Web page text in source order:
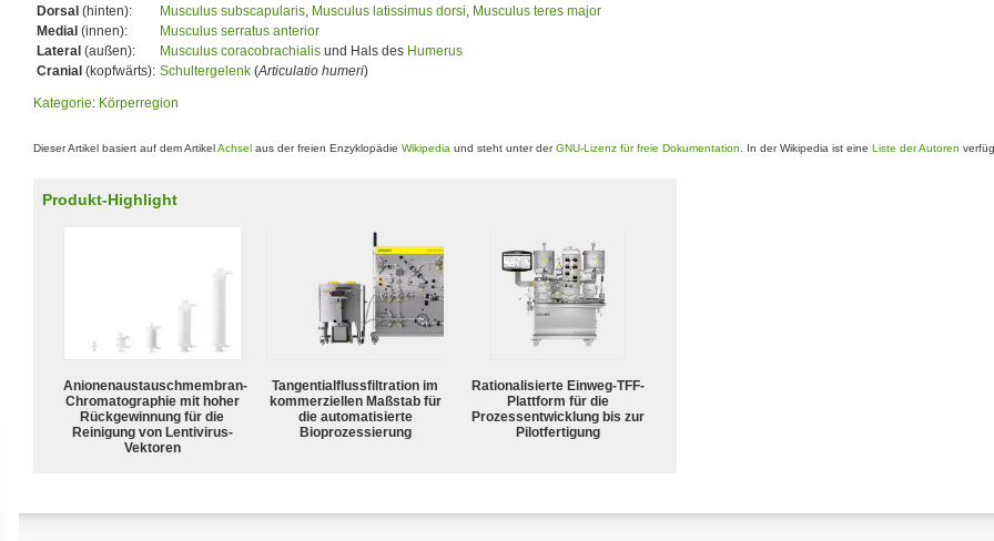
Dorsal (hinten): Musculus subscapularis, Musculus latissimus dorsi, Musculus teres major
Medial (innen):
Musculus serratus anterior
Lateral (außen): Musculus coracobrachialis und Hals des Humerus
Cranial (kopfwärts): Schultergelenk (Articulatio humeri)
Kategorie: Körperregion
Dieser Artikel basiert auf dem ArtikelAchsel aus der freien Enzyklopädie Wikipedia und steht unter derGNU-Lizenz für freie Dokumentation . In der Wikipedia ist eine Liste der Autoren
Produkt-Highlight
Anionenaustauschmembran-
Chromatographie mit hoher
Rückgewinnung für die
Reinigung von Lentivirus-
Vektoren
Tangentialflussfiltration im
kommerziellen Maßstab für
die automatisierte
Bioprozessierung
Rationalisierte Einweg-TFF-
Plattform für die
Prozessentwicklung bis zur
Pilotfertigung